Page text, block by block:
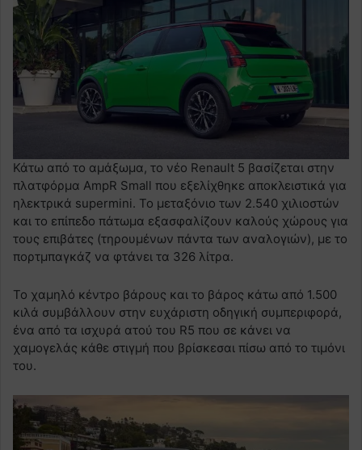
Κάτω από το αμάξωμα, το νέο Renault 5 βασίζεται στην
πλατφόρμα AmpR Small που εξελίχθηκε αποκλειστικά για
ηλεκτρικά supermini. Το μεταξόνιο των 2.540 χιλιοστών
και το επίπεδο πάτωμα εξασφαλίζουν καλούς χώρους για
τους επιβάτες (τηρουμένων πάντα των αναλογιών), με το
πορτμπαγκάζ να φτάνει τα 326 λίτρα.
Το χαμηλό κέντρο βάρους και το βάρος κάτω από 1.500
κιλά συμβάλλουν στην ευχάριστη οδηγική συμπεριφορά,
ένα από τα ισχυρά ατού του R5 που σε κάνει να
χαμογελάς κάθε στιγμή που βρίσκεσαι πίσω από το τιμόνι
του.